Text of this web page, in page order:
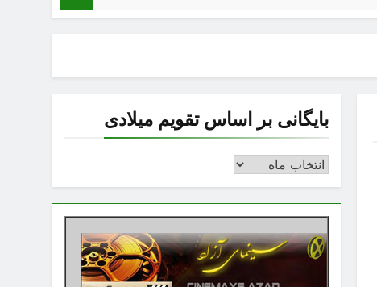
بایگانی بر اساس تقویم میلادی
بایگانی
اساس
تقویم
میلادی